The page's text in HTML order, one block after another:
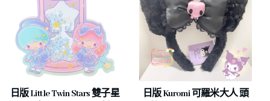
日版 Little Twin Stars 雙子星
日版 Kuromi 可羅米大人 頭